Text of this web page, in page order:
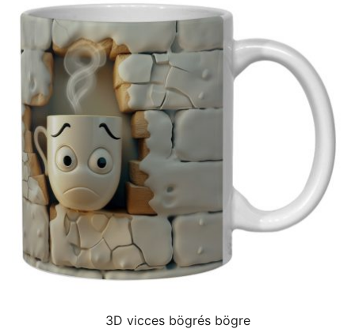
3D vicces bögrés bögre